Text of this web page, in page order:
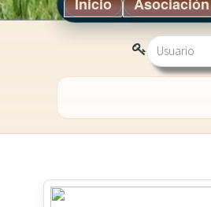
Inicio Asociación
Usuario
Contraseña